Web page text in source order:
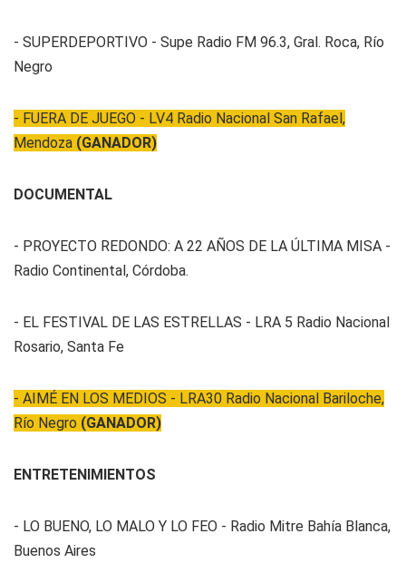
- SUPERDEPORTIVO - Supe Radio FM 96.3, Gral. Roca, Río
Negro
- FUERA DE JUEGO - LV4 Radio Nacional San Rafael,
Mendoza (GANADOR)
DOCUMENTAL
- PROYECTO REDONDO: A 22 AÑOS DE LA ÚLTIMA MISA -
Radio Continental, Córdoba.
- EL FESTIVAL DE LAS ESTRELLAS - LRA 5 Radio Nacional
Rosario, Santa Fe
- AIMÉ EN LOS MEDIOS - LRA30 Radio Nacional Bariloche,
Río Negro (GANADOR)
ENTRETENIMIENTOS
- LO BUENO, LO MALO Y LO FEO - Radio Mitre Bahía Blanca,
Buenos Aires